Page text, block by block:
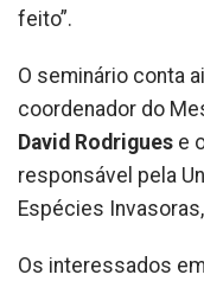
feito”.
O seminário conta
coordenador do
David Rodrigues e
responsável pela
Espécies Invasoras,
Os interessados